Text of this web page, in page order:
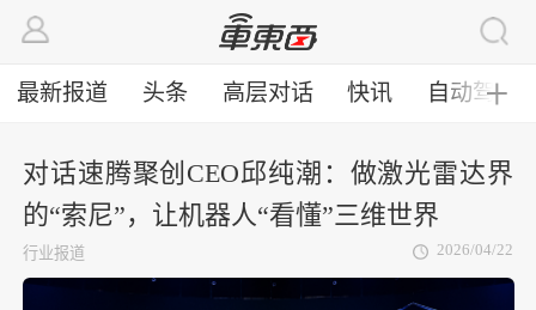
最新报道 头条 高层对话 快讯 自动驾驶
╋
对话速腾聚创CEO邱纯潮：做激光雷达界
的“索尼”，让机器人“看懂”三维世界
行业报道 2026/04/22